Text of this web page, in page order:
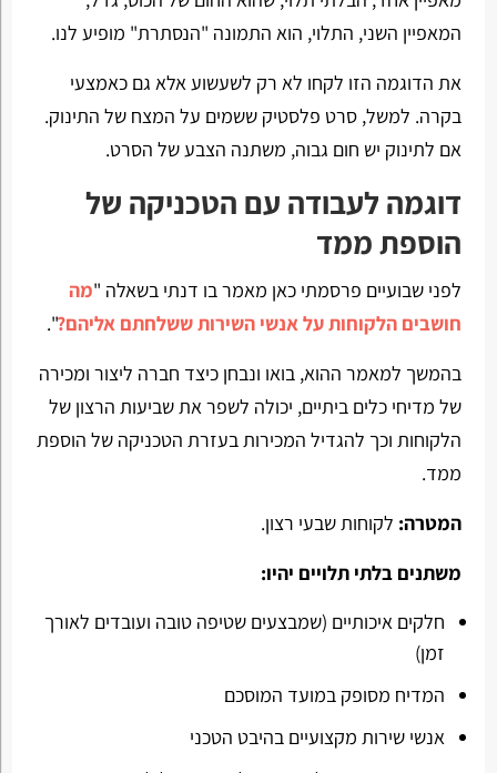
המאפיין השני, התלוי, הוא התמונה "הנסתרת" מופיע לנו.
את הדוגמה הזו לקחו לא רק לשעשוע אלא גם כאמצעי
בקרה. למשל, סרט פלסטיק ששמים על המצח של התינוק.
אם לתינוק יש חום גבוה, משתנה הצבע של הסרט.
דוגמה לעבודה עם הטכניקה של
הוספת ממד
לפני שבועיים פרסמתי כאן מאמר בו דנתי בשאלה "מה
חושבים הלקוחות על אנשי השירות ששלחתם אליהם?".
בהמשך למאמר ההוא, בואו ונבחן כיצד חברה ליצור ומכירה
של מדיחי כלים ביתיים, יכולה לשפר את שביעות הרצון של
הלקוחות וכך להגדיל המכירות בעזרת הטכניקה של הוספת
ממד.
המטרה: לקוחות שבעי רצון.
משתנים בלתי תלויים יהיו:
חלקים איכותיים (שמבצעים שטיפה טובה ועובדים לאורך
זמן)
המדיח מסופק במועד המוסכם
אנשי שירות מקצועיים בהיבט הטכני